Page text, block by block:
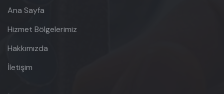
Ana Sayfa
Hizmet Bölgelerimiz
Hakkımızda
İletişim